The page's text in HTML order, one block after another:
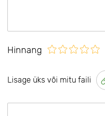
Hinnang
Lisage üks või mitu faili